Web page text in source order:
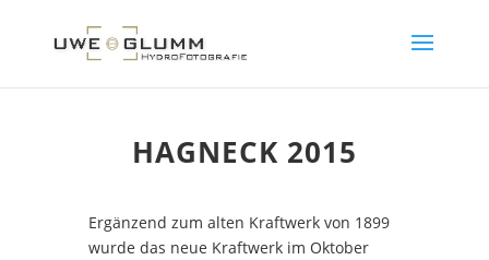
HAGNECK 2015
Ergänzend zum alten Kraftwerk von 1899
wurde das neue Kraftwerk im Oktober